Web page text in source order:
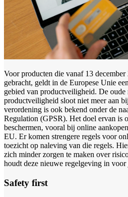
Voor producten die vanaf 13
gebracht, geldt in de Europese Unie
gebied van productveiligheid. De
productveiligheid sloot niet meer aan
verordening is ook bekend onder de
Regulation (GPSR). Het doel ervan is
beschermen, vooral bij online
EU. Er komen strengere regels voor
toezicht op naleving van die regels.
zich minder zorgen te maken over
houdt deze nieuwe regelgeving in
Safety first